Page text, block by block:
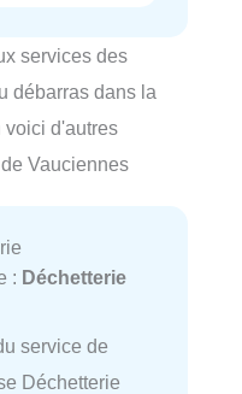
services des
débarras dans la
voici d'autres
Vauciennes
: Déchetterie
service de
Déchetterie